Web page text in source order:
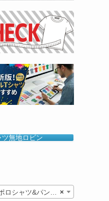
無地ロビン
×
シャツ&パンツ類